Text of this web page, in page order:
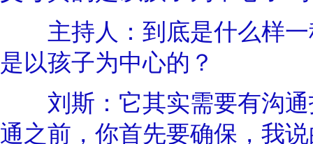
主持人：到底是什么样一
是以孩子为中心的？
刘斯：它其实需要有沟通
通之前，你首先要确保，我